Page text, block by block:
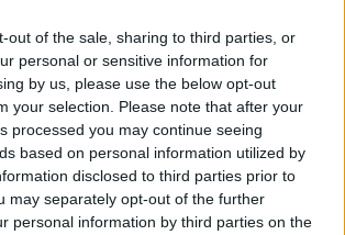
out of the sale, sharing to third parties, or
personal or sensitive information for
by us, please use the below opt-out
your selection. Please note that after your
processed you may continue seeing
based on personal information utilized by
disclosed to third parties prior to
may separately opt-out of the further
personal information by third parties on the